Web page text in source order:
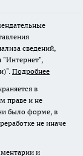
сведений,
"Интернет",
Подробнее
в
праве и не
было форме, в
не иначе
и